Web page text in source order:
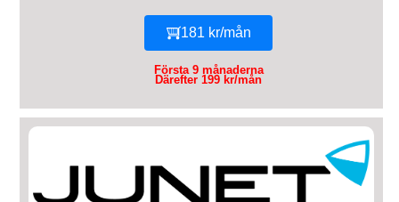
181 kr/mån
Första 9 månaderna
Därefter 199 kr/mån